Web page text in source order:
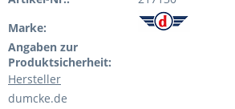
Marke:
Angaben zur
Produktsicherheit:
Hersteller
dumcke.de